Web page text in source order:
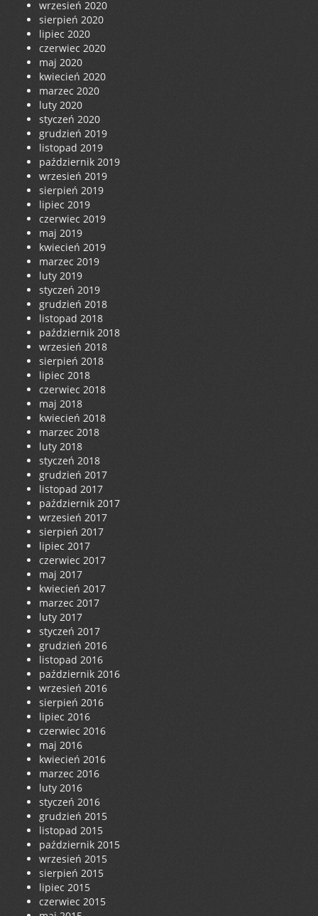
wrzesień 2020
sierpień 2020
lipiec 2020
czerwiec 2020
maj 2020
kwiecień 2020
marzec 2020
luty 2020
styczeń 2020
grudzień 2019
listopad 2019
październik 2019
wrzesień 2019
sierpień 2019
lipiec 2019
czerwiec 2019
maj 2019
kwiecień 2019
marzec 2019
luty 2019
styczeń 2019
grudzień 2018
listopad 2018
październik 2018
wrzesień 2018
sierpień 2018
lipiec 2018
czerwiec 2018
maj 2018
kwiecień 2018
marzec 2018
luty 2018
styczeń 2018
grudzień 2017
listopad 2017
październik 2017
wrzesień 2017
sierpień 2017
lipiec 2017
czerwiec 2017
maj 2017
kwiecień 2017
marzec 2017
luty 2017
styczeń 2017
grudzień 2016
listopad 2016
październik 2016
wrzesień 2016
sierpień 2016
lipiec 2016
czerwiec 2016
maj 2016
kwiecień 2016
marzec 2016
luty 2016
styczeń 2016
grudzień 2015
listopad 2015
październik 2015
wrzesień 2015
sierpień 2015
lipiec 2015
czerwiec 2015